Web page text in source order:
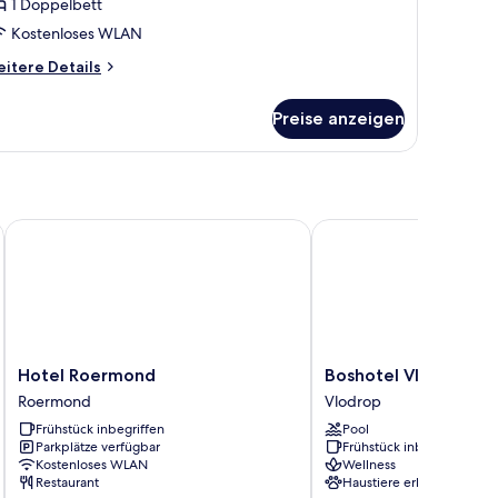
1 Doppelbett
Kostenloses WLAN
Details
Preise anzeigen
Hotel
Roermond
Roermond
Hotel Roermond
Roermond
Frühstück inbegriffen
Parkplätze verfügbar
Kostenloses WLAN
Restaurant
Hotel Roermond
Boshotel
Vlodrop
Vlodrop
Boshotel Vlodrop
Vlodrop
Pool
Frühstück inbegriffen
Wellness
Haustiere erlaubt
Boshotel Vlodrop